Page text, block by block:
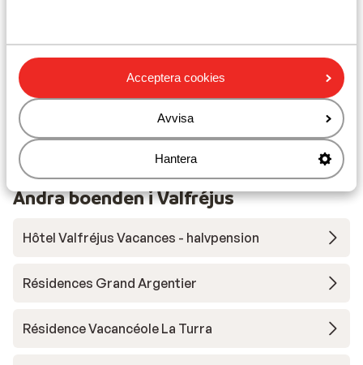
Acceptera cookies
Avvisa
Hantera
Liftkort
Skidskola
Utrustning
Andra boenden i Valfréjus
Hôtel Valfréjus Vacances - halvpension
Résidences Grand Argentier
Résidence Vacancéole La Turra